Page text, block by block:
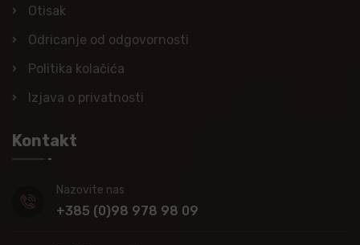
Otisak
Odricanje od odgovornosti
Politika kolačića
Izjava o privatnosti
Kontakt
Nazovite nas
+385 (0)98 978 98 09